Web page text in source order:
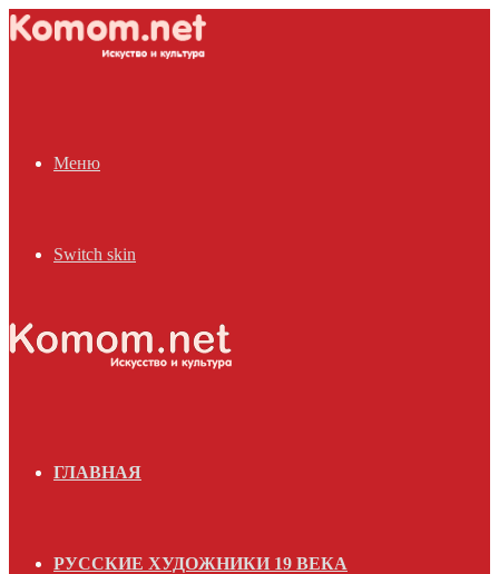
Меню
Switch skin
ГЛАВНАЯ
РУССКИЕ ХУДОЖНИКИ 19 ВЕКА